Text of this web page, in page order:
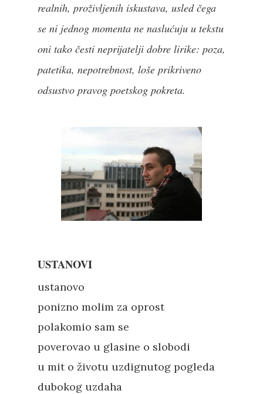
realnih, proživljenih iskustava, usled čega
se ni jednog momenta ne naslućuju u tekstu
oni tako česti neprijatelji dobre lirike: poza,
patetika, nepotrebnost, loše prikriveno
odsustvo pravog poetskog pokreta.
USTANOVI
ustanovo
ponizno molim za oprost
polakomio sam se
poverovao u glasine o slobodi
u mit o životu uzdignutog pogleda
dubokog uzdaha